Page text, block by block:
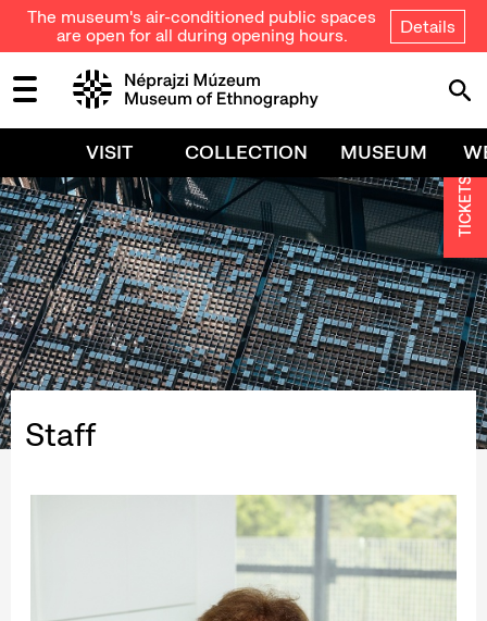
The museum's air-conditioned public spaces
are open for all during opening hours.
Details
VISIT COLLECTION MUSEUM
Staff
TICKETS